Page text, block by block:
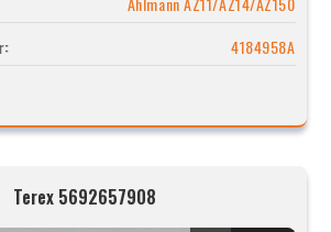
4184958A
Terex 5692657908